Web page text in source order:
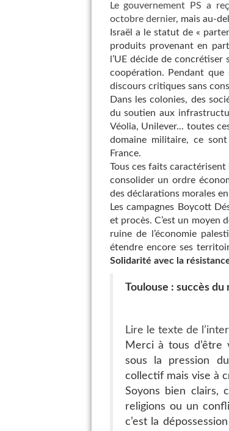
Le gouvernement PS a
octobre dernier, mais au-
Israël a le statut de «
produits provenant en
l’UE décide de
coopération. Pendant
discours critiques sans
Dans les colonies, des
du soutien aux
Véolia, Unilever... toutes
domaine militaire, ce
France.
Tous ces faits
consolider un ordre
des déclarations morales
Les campagnes Boycott
et procès. C’est un moyen
ruine de l’économie
étendre encore ses
Solidarité avec la
Toulouse : succès
Lire le texte de
Merci à tous d’être
sous la pression
collectif mais vise à
Soyons bien clairs,
religions ou un
c’est la